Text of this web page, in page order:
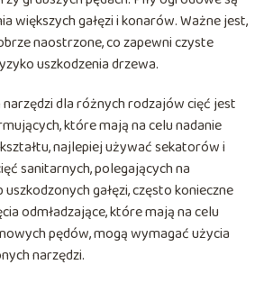
większych gałęzi i konarów. Ważne jest,
naostrzone, co zapewni czyste
uszkodzenia drzewa.
dla różnych rodzajów cięć jest
które mają na celu nadanie
najlepiej używać sekatorów i
sanitarnych, polegających na
gałęzi, często konieczne
odmładzające, które mają na celu
pędów, mogą wymagać użycia
narzędzi.